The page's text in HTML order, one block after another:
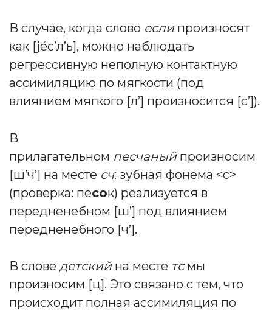
В случае, когда слово если произносят
как [jе́с’л’ь], можно наблюдать
регрессивную неполную контактную
ассимиляцию по мягкости (под
влиянием мягкого [л’] произносится [с’]).
В
прилагательном песчаный произносим
[ш’ч’] на месте сч: зубная фонема <с>
(проверка: песок) реализуется в
передненебном [ш’] под влиянием
передненебного [ч’].
В слове детский на месте тсмы
произносим [ц]. Это связано с тем, что
происходит полная ассимиляция по